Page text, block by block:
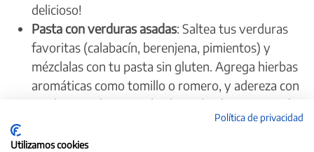
delicioso!
Pasta con verduras asadas: Saltea tus verduras
favoritas (calabacín, berenjena, pimientos) y
mézclalas con tu pasta sin gluten. Agrega hierbas
aromáticas como tomillo o romero, y adereza con
un chorrito de aceite de oliva y limón. Una opción
Ensalada de pasta
Política de privacidad
Utilizamos cookies